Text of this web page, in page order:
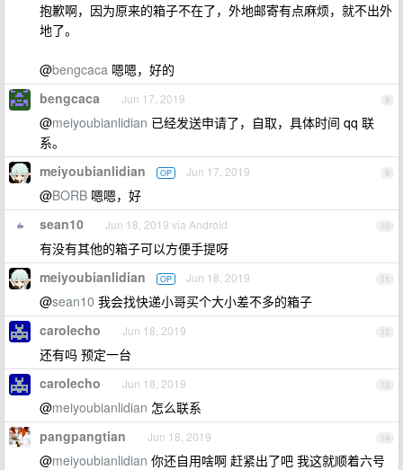
抱歉啊，因为原来的箱子不在了，外地邮寄有点麻烦，就不出外
地了。
@bengcaca 嗯嗯，好的
8
bengcaca Jun 17, 2019
@meiyoubianlidian 已经发送申请了，自取，具体时间 qq 联
系。
9
meiyoubianlidian OP Jun 17, 2019
@BORB 嗯嗯，好
10
sean10 Jun 18, 2019 via Android
有没有其他的箱子可以方便手提呀
11
meiyoubianlidian OP Jun 18, 2019
@sean10 我会找快递小哥买个大小差不多的箱子
12
carolecho Jun 18, 2019
还有吗 预定一台
13
carolecho Jun 18, 2019
@meiyoubianlidian 怎么联系
14
pangpangtian Jun 18, 2019
@meiyoubianlidian 你还自用啥啊 赶紧出了吧 我这就顺着六号